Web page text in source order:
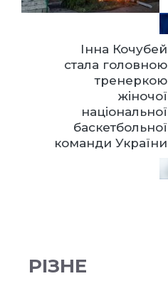
Інна Кочубей
стала головною
тренеркою
жіночої
національної
баскетбольної
команди України
РІЗНЕ